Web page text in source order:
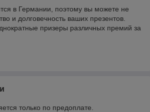
в Германии, поэтому вы можете не
и долговечность ваших презентов.
призеры различных премий за
только по предоплате.